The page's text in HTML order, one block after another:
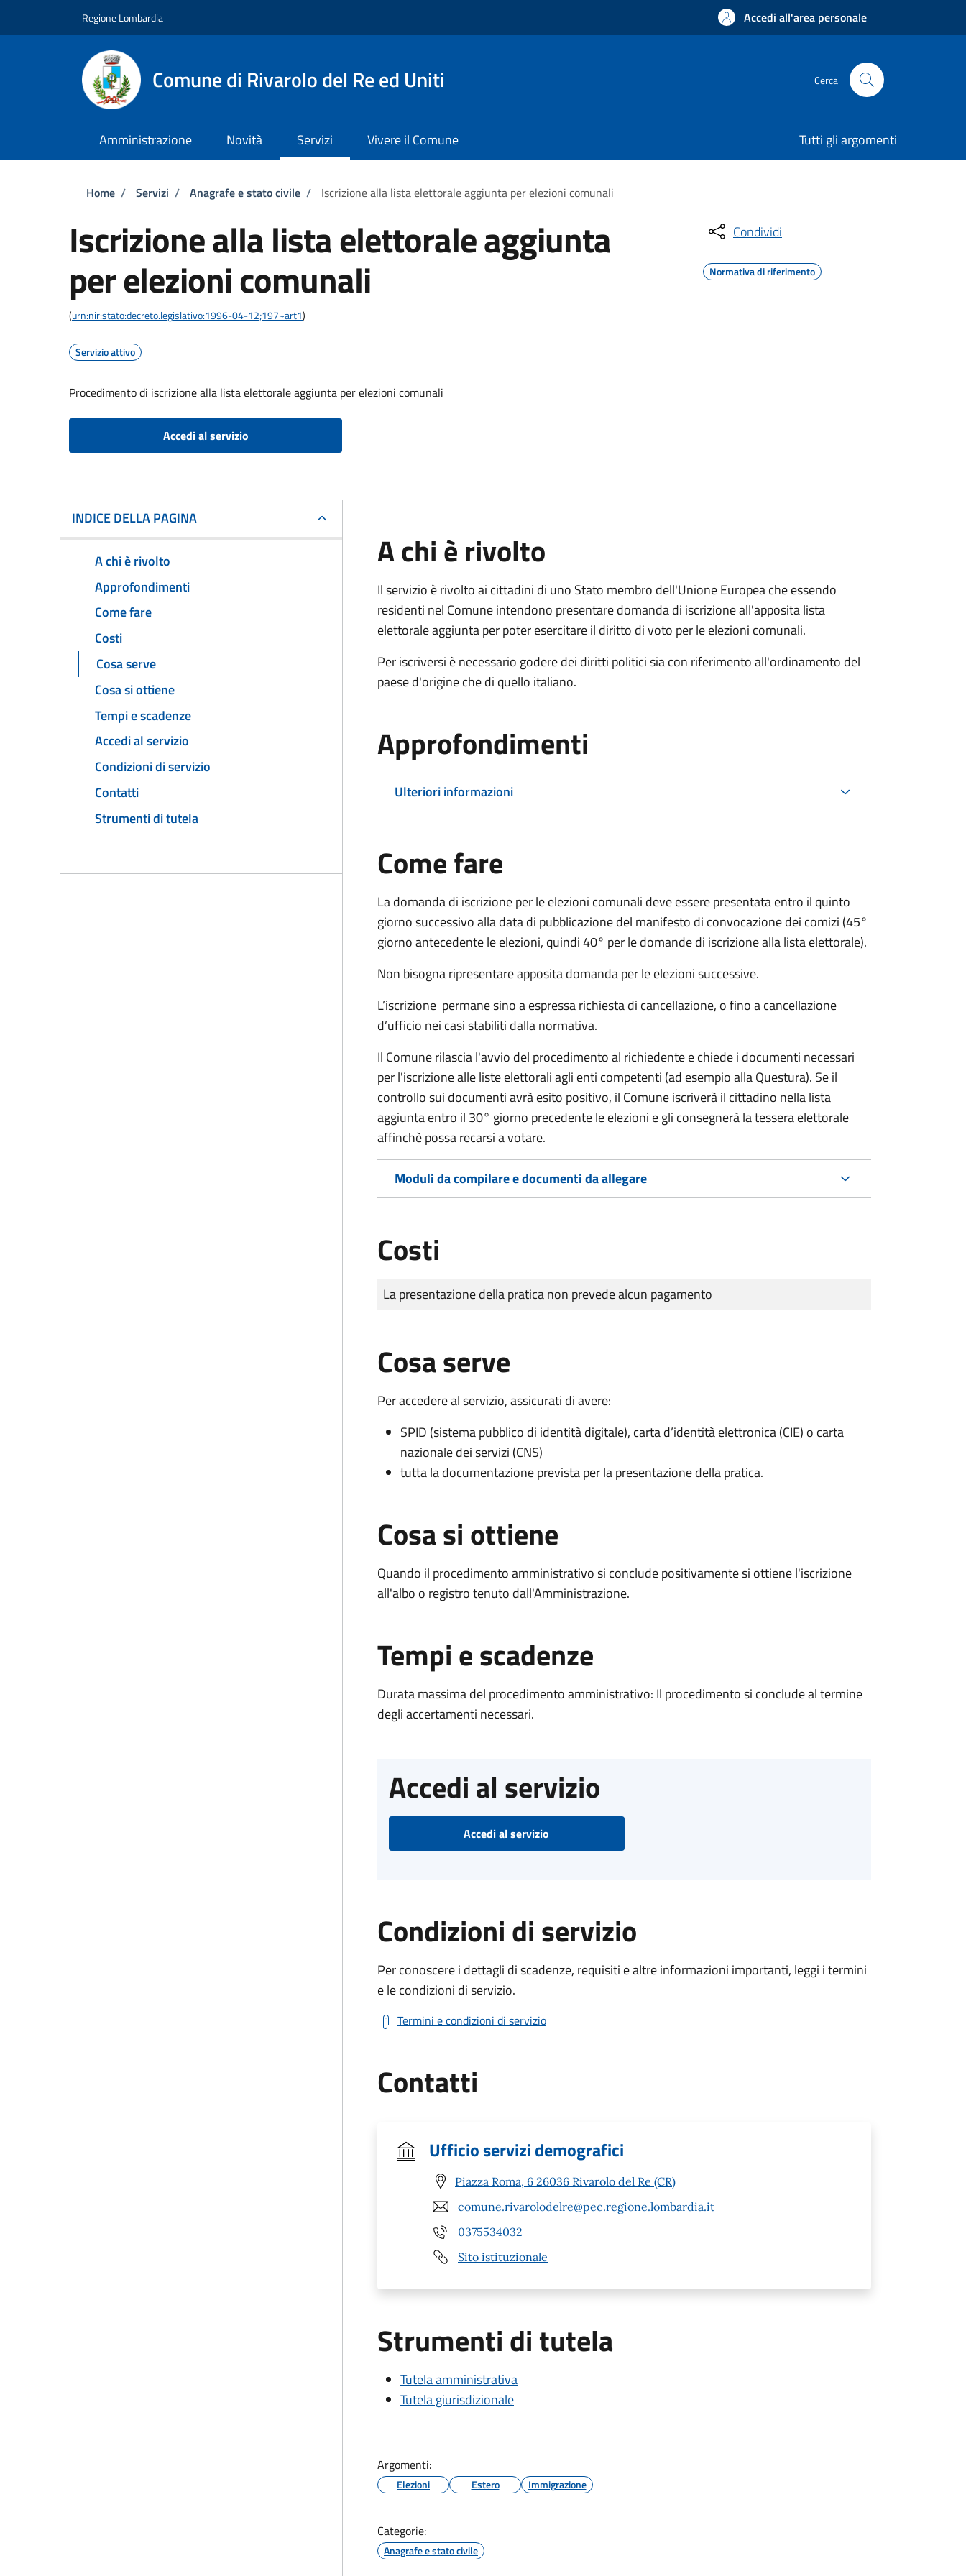
Regione Lombardia Accedi all'area personale
Comune di Rivarolo del Re ed Uniti Cerca
Amministrazione Novità Servizi Vivere il Comune Tutti gli argomenti
Briciole di pane
Home / Servizi / Anagrafe e stato civile / Iscrizione alla lista elettorale aggiunta per elezioni comunali
Iscrizione alla lista elettorale aggiunta
per elezioni comunali
(urn:nir:stato:decreto.legislativo:1996-04-12;197~art1)
Servizio attivo
Procedimento di iscrizione alla lista elettorale aggiunta per elezioni comunali
Accedi al servizio
Condividi
Normativa di riferimento
INDICE DELLA PAGINA
A chi è rivolto
Approfondimenti
Come fare
Costi
Cosa serve
Cosa si ottiene
Tempi e scadenze
Accedi al servizio
Condizioni di servizio
Contatti
Strumenti di tutela
A chi è rivolto
Il servizio è rivolto ai cittadini di uno Stato membro dell'Unione Europea che essendo
residenti nel Comune intendono presentare domanda di iscrizione all'apposita lista
elettorale aggiunta per poter esercitare il diritto di voto per le elezioni comunali.
Per iscriversi è necessario godere dei diritti politici sia con riferimento all'ordinamento del
paese d'origine che di quello italiano.
Approfondimenti
Ulteriori informazioni
Come fare
La domanda di iscrizione per le elezioni comunali deve essere presentata entro il quinto
giorno successivo alla data di pubblicazione del manifesto di convocazione dei comizi (45°
giorno antecedente le elezioni, quindi 40° per le domande di iscrizione alla lista elettorale).
Non bisogna ripresentare apposita domanda per le elezioni successive.
L’iscrizione permane sino a espressa richiesta di cancellazione, o fino a cancellazione
d’ufficio nei casi stabiliti dalla normativa.
Il Comune rilascia l'avvio del procedimento al richiedente e chiede i documenti necessari
per l'iscrizione alle liste elettorali agli enti competenti (ad esempio alla Questura). Se il
controllo sui documenti avrà esito positivo, il Comune iscriverà il cittadino nella lista
aggiunta entro il 30° giorno precedente le elezioni e gli consegnerà la tessera elettorale
affinchè possa recarsi a votare.
Moduli da compilare e documenti da allegare
Costi
Tipo di pagamento
Importo
La presentazione della pratica non prevede alcun pagamento
Cosa serve
Per accedere al servizio, assicurati di avere:
SPID (sistema pubblico di identità digitale), carta d’identità elettronica (CIE) o carta
nazionale dei servizi (CNS)
tutta la documentazione prevista per la presentazione della pratica.
Cosa si ottiene
Quando il procedimento amministrativo si conclude positivamente si ottiene l'iscrizione
all'albo o registro tenuto dall'Amministrazione.
Tempi e scadenze
Durata massima del procedimento amministrativo: Il procedimento si conclude al termine
degli accertamenti necessari.
Accedi al servizio
Accedi al servizio
Condizioni di servizio
Per conoscere i dettagli di scadenze, requisiti e altre informazioni importanti, leggi i termini
e le condizioni di servizio.
Termini e condizioni di servizio
Contatti
Ufficio servizi demografici
Piazza Roma, 6 26036 Rivarolo del Re (CR)
comune.rivarolodelre@pec.regione.lombardia.it
0375534032
Sito istituzionale
Strumenti di tutela
Tutela amministrativa
Tutela giurisdizionale
Argomenti:
Elezioni Estero Immigrazione
Categorie:
Anagrafe e stato civile